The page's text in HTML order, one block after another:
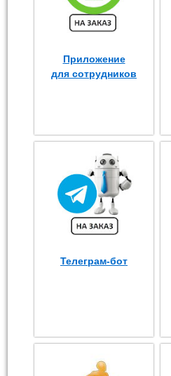
Приложение
для сотрудников
Телеграм-бот